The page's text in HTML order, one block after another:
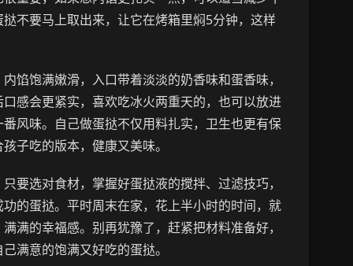
不要马上取出来，让它在烤箱里焖5分钟，这样
馅饱满嫩滑，入口带着淡淡的奶香味和蛋香味，
感会更紧实，喜欢吃冰火两重天的，也可以放进
风味。自己做蛋挞不仅用料扎实，卫生也更有保
子吃的版本，健康又美味。
要选对食材，掌握好蛋挞液的搅拌、过滤技巧，
的蛋挞。平时周末在家，花上半小时的时间，就
满的幸福感。别再犹豫了，赶紧把材料准备好，
满意的饱满又好吃的蛋挞。